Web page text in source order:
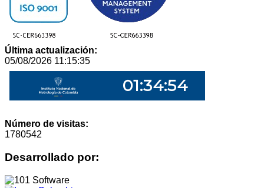
Última actualización:
05/08/2026 11:15:35
Número de visitas:
1780542
Desarrollado por: